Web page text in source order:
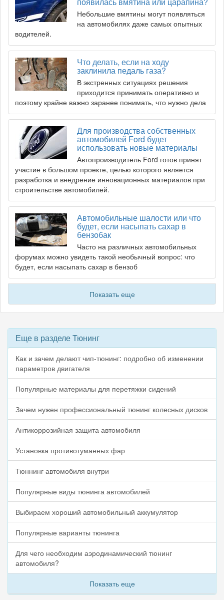
Небольшие вмятины могут появляться
на автомобилях даже самых опытных
водителей.
Что делать, если на ходу
заклинила педаль газа?
В экстренных ситуациях решения
приходится принимать оперативно и
поэтому крайне важно заранее понимать, что нужно дела
Для производства собственных
автомобилей Ford будет
использовать новые материалы
Автопроизводитель Ford готов принят
участие в большом проекте, целью которого является
разработка и внедрение инновационных материалов при
строительстве автомобилей.
Автомобильные шалости или что
будет, если насыпать сахар в
бензобак
Часто на различных автомобильных
форумах можно увидеть такой необычный вопрос: что
будет, если насыпать сахар в бензоб
Показать еще
Еще в разделе Тюнинг
Как и зачем делают чип-тюнинг: подробно об изменении
параметров двигателя
Популярные материалы для перетяжки сидений
Зачем нужен профессиональный тюнинг колесных дисков
Антикоррозийная защита автомобиля
Установка противотуманных фар
Тюннинг автомобиля внутри
Популярные виды тюнинга автомобилей
Выбираем хороший автомобильный аккумулятор
Популярные варианты тюнинга
Для чего необходим аэродинамический тюнинг
автомобиля?
Показать еще